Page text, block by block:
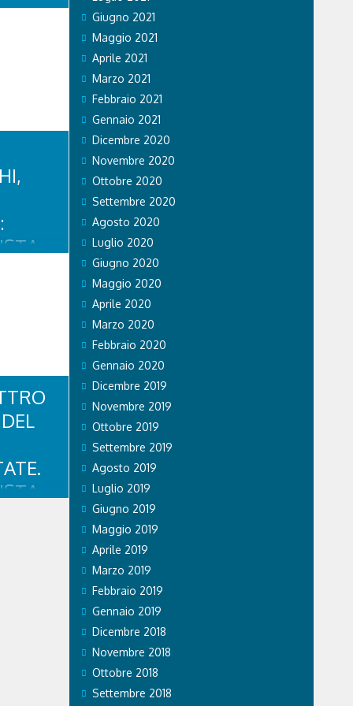
a
e unito.
Giugno 2021
Maggio 2021
Aprile 2021
Marzo 2021
Febbraio 2021
Gennaio 2021
Dicembre 2020
Novembre 2020
Ottobre 2020
Settembre 2020
Agosto 2020
Luglio 2020
Giugno 2020
Maggio 2020
Aprile 2020
Marzo 2020
Febbraio 2020
Gennaio 2020
Dicembre 2019
Novembre 2019
Ottobre 2019
Settembre 2019
Agosto 2019
Luglio 2019
Giugno 2019
Maggio 2019
Aprile 2019
Marzo 2019
Febbraio 2019
Gennaio 2019
Dicembre 2018
Novembre 2018
Ottobre 2018
Settembre 2018